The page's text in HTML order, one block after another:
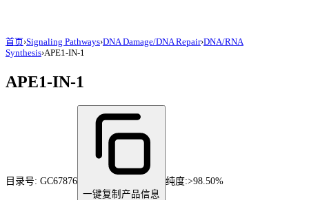
首页›Signaling Pathways›DNA Damage/DNA Repair›DNA/RNA
Synthesis›APE1-IN-1
APE1-IN-1
目录号: GC67876
一键复制产品信息
纯度:>98.50%